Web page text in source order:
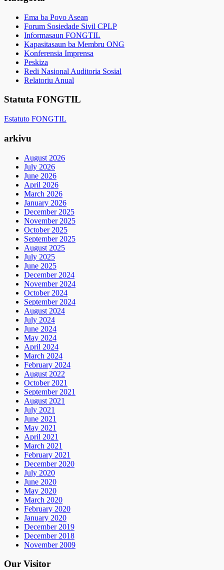
Ema ba Povo Asean
Forum Sosiedade Sivil CPLP
Informasaun FONGTIL
Kapasitasaun ba Membru ONG
Konferensia Imprensa
Peskiza
Redi Nasional Auditoria Sosial
Relatoriu Anual
Statuta FONGTIL
Estatuto FONGTIL
arkivu
August 2026
July 2026
June 2026
April 2026
March 2026
January 2026
December 2025
November 2025
October 2025
September 2025
August 2025
July 2025
June 2025
December 2024
November 2024
October 2024
September 2024
August 2024
July 2024
June 2024
May 2024
April 2024
March 2024
February 2024
August 2022
October 2021
September 2021
August 2021
July 2021
June 2021
May 2021
April 2021
March 2021
February 2021
December 2020
July 2020
June 2020
May 2020
March 2020
February 2020
January 2020
December 2019
December 2018
November 2009
Our Visitor